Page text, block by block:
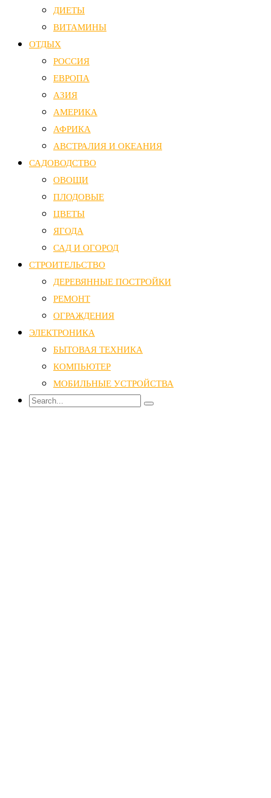
ДИЕТЫ
ВИТАМИНЫ
ОТДЫХ
РОССИЯ
ЕВРОПА
АЗИЯ
АМЕРИКА
АФРИКА
АВСТРАЛИЯ И ОКЕАНИЯ
САДОВОДСТВО
ОВОЩИ
ПЛОДОВЫЕ
ЦВЕТЫ
ЯГОДА
САД И ОГОРОД
СТРОИТЕЛЬСТВО
ДЕРЕВЯННЫЕ ПОСТРОЙКИ
РЕМОНТ
ОГРАЖДЕНИЯ
ЭЛЕКТРОНИКА
БЫТОВАЯ ТЕХНИКА
КОМПЬЮТЕР
МОБИЛЬНЫЕ УСТРОЙСТВА